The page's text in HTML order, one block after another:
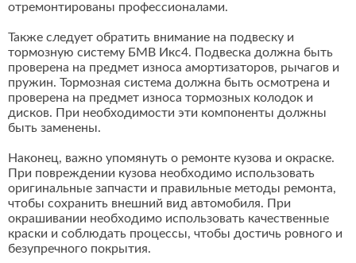
отремонтированы профессионалами.
Также следует обратить внимание на подвеску и
тормозную систему БМВ Икс4. Подвеска должна быть
проверена на предмет износа амортизаторов, рычагов и
пружин. Тормозная система должна быть осмотрена и
проверена на предмет износа тормозных колодок и
дисков. При необходимости эти компоненты должны
быть заменены.
Наконец, важно упомянуть о ремонте кузова и окраске.
При повреждении кузова необходимо использовать
оригинальные запчасти и правильные методы ремонта,
чтобы сохранить внешний вид автомобиля. При
окрашивании необходимо использовать качественные
краски и соблюдать процессы, чтобы достичь ровного и
безупречного покрытия.